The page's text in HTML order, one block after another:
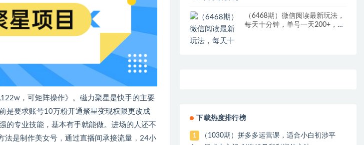
，可矩阵操作》。磁力聚星是快手的主要
是要求账号10万粉开通聚星变现权限更改成
的专业技能，基本有手就能做。进场的人还不
法是制作美女号，通过直播间承接流量，24小
（6468期）微信阅读最新玩法，
每天十分钟，单号一天200+，简
下载热度排行榜
1
（1030期）拼多多运营课，适合小白初涉平